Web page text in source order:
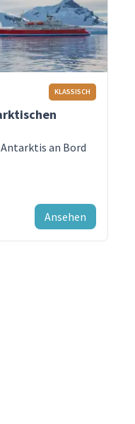
KLASSISCH
an Bord
Ansehen